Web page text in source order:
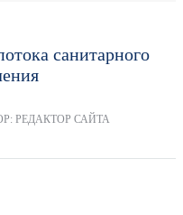
санитарного
РЕДАКТОР САЙТА